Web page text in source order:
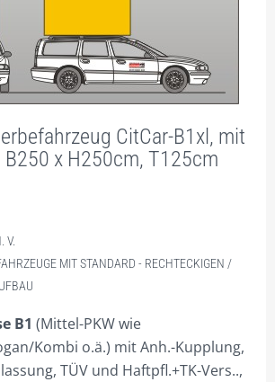
CitCar-B1xl, mit
B250 x H250cm, T125cm
V.
MIT STANDARD - RECHTECKIGEN /
B1 (Mittel-PKW wie
Kombi o.ä.) mit Anh.-Kupplung,
TÜV und Haftpfl.+TK-Vers..,